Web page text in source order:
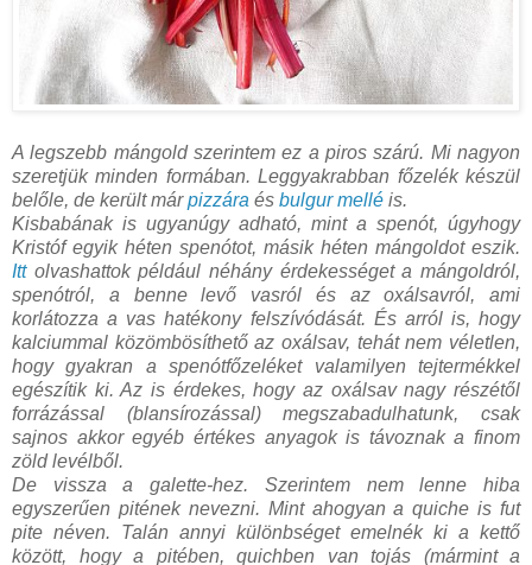
A legszebb mángold szerintem ez a piros szárú. Mi nagyon
szeretjük minden formában. Leggyakrabban főzelék készül
belőle, de került márpizzára és bulgur mellé is.
Kisbabának is ugyanúgy adható, mint a spenót, úgyhogy
Kristóf egyik héten spenótot, másik héten mángoldot eszik.
Ittolvashattok például néhány érdekességet a mángoldról,
spenótról, a benne levő vasról és az oxálsavról, ami
korlátozza a vas hatékony felszívódását. És arról is, hogy
kalciummal közömbösíthető az oxálsav, tehát nem véletlen,
hogy gyakran a spenótfőzeléket valamilyen tejtermékkel
egészítik ki. Az is érdekes, hogy az oxálsav nagy részétől
forrázással (blansírozással) megszabadulhatunk, csak
sajnos akkor egyéb értékes anyagok is távoznak a finom
zöld levélből.
De vissza a galette-hez. Szerintem nem lenne hiba
egyszerűen pitének nevezni. Mint ahogyan a quiche is fut
pite néven. Talán annyi különbséget emelnék ki a kettő
között, hogy a pitében, quichben van tojás (mármint a